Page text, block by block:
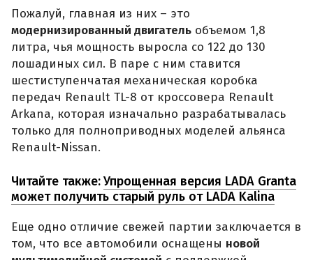
Пожалуй, главная из них – это
модернизированный двигатель объемом 1,8
литра, чья мощность выросла со 122 до 130
лошадиных сил. В паре с ним ставится
шестиступенчатая механическая коробка
передач Renault TL-8 от кроссовера Renault
Arkana, которая изначально разрабатывалась
только для полноприводных моделей альянса
Renault-Nissan.
Читайте также:Упрощенная версия LADA Granta
может получить старый руль от LADA Kalina
Еще одно отличие свежей партии заключается в
том, что все автомобили оснащены новой